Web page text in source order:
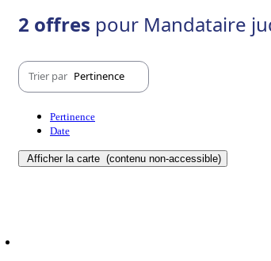
2 offres pour Mandataire
Trier par Pertinence
Pertinence
Date
Afficher la carte (contenu non-accessible)